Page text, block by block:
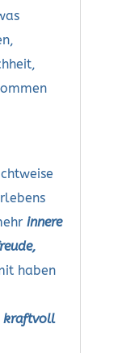
innere
haben
kraftvoll